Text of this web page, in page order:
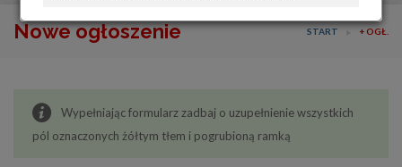
PRZEGLĄD
DOŁADUJ KONTO
KOSZYK
Nowe ogłoszenie START + OGŁ.
Wypełniając formularz zadbaj o uzupełnienie wszystkich
pól oznaczonych żółtym tłem i pogrubioną ramką